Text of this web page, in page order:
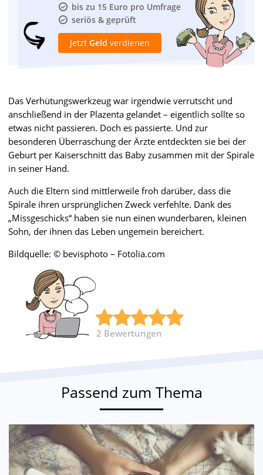
bis zu 15 Euro pro Umfrage
seriös & geprüft
Jetzt Geld verdienen
Das Verhütungswerkzeug war irgendwie verrutscht und
anschließend in der Plazenta gelandet – eigentlich sollte so
etwas nicht passieren. Doch es passierte. Und zur
besonderen Überraschung der Ärzte entdeckten sie bei der
Geburt per Kaiserschnitt das Baby zusammen mit der Spirale
in seiner Hand.
Auch die Eltern sind mittlerweile froh darüber, dass die
Spirale ihren ursprünglichen Zweck verfehlte. Dank des
„Missgeschicks“ haben sie nun einen wunderbaren, kleinen
Sohn, der ihnen das Leben ungemein bereichert.
Bildquelle: © bevisphoto – Fotolia.com
2 Bewertungen
Passend zum Thema